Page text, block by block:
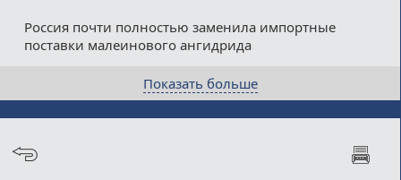
Россия почти полностью заменила импортные
поставки малеинового ангидрида
Показать больше